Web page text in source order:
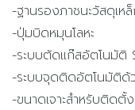
-ฐานรองภาชนะวัสดุเ
-ปุ่มบิดหมุนโลหะ
-ระบบตัดแก๊สอัตโนมัติ
-ระบบจุดติดอัตโนมัติ
-ขนาดเจาะสำหรับติด